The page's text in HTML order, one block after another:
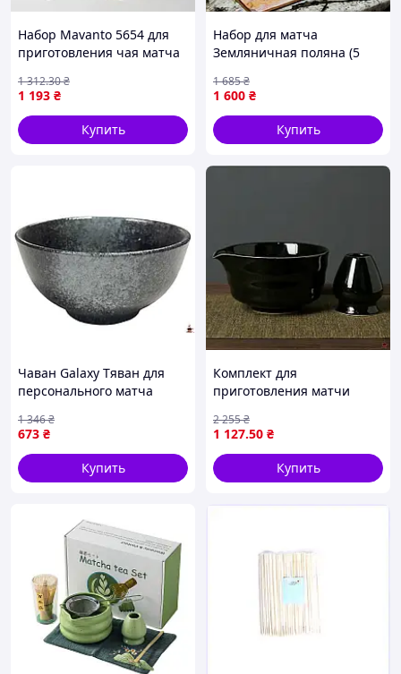
Набор Mavanto 5654 для
приготовления чая матча
{1347-piho}
1 193 ₴
1 312.30₴
Купить
Набор для матча
Земляничная поляна (5
1 600 ₴
1 685₴
Купить
Чаван Galaxy Тяван для
персонального матча
повышает результаты на
новом уровне
673 ₴
1 346₴
Купить
Комплект для
приготовления матчи
предметов для истинных
ценителей чая
1 127.50 ₴
2 255₴
Купить